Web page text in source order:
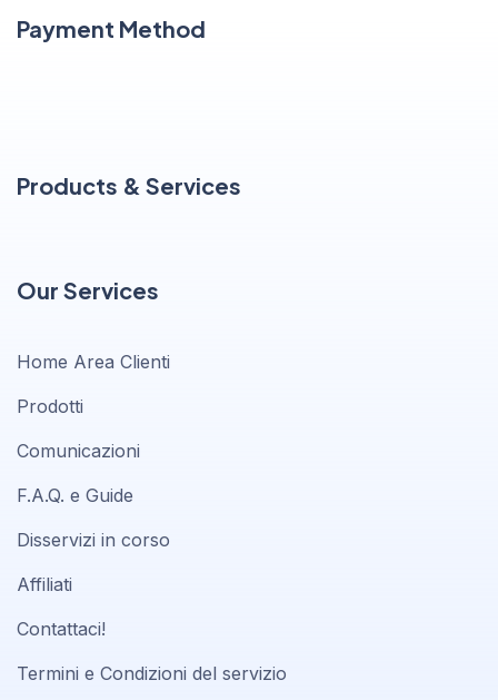
Payment Method
Products & Services
Our Services
Home Area Clienti
Prodotti
Comunicazioni
F.A.Q. e Guide
Disservizi in corso
Affiliati
Contattaci!
Termini e Condizioni del servizio